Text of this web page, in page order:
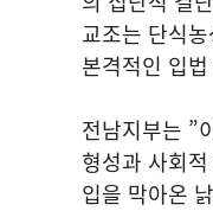
교조는 단식
본격적인 입
전남지부는 ”
형성과 사회
입을 막아온